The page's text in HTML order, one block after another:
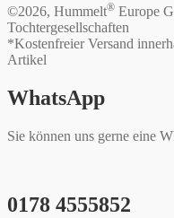
©2026, Hummelt® Europe
Tochtergesellschaften
*Kostenfreier Versand
Artikel
WhatsApp
Sie können uns gerne eine
0178 4555852